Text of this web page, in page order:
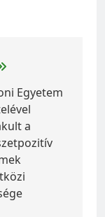
Egyetem
a